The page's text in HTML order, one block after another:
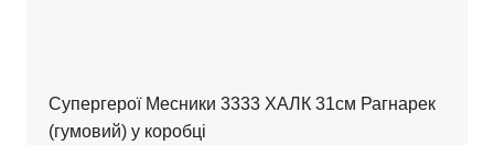
Супергерої Месники 3333 ХАЛК 31см Рагнарек
(гумовий) у коробці